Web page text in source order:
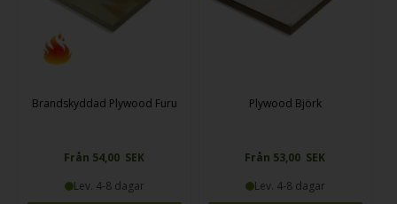
Brandskyddad Plywood Furu
Från 54,00 SEK
Lev. 4-8 dagar
Plywood Björk
Från 53,00 SEK
Lev. 4-8 dagar